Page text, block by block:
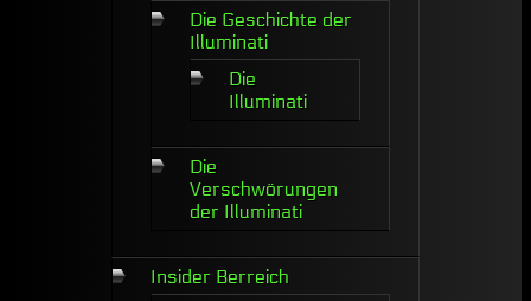
Die Geschichte der
Illuminati
Die
Illuminati
Die
Verschwörungen
der Illuminati
Insider Berreich